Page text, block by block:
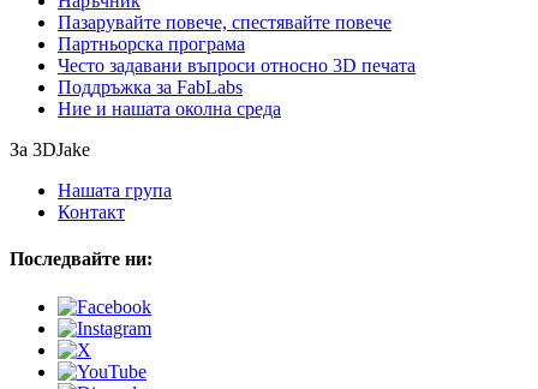
Пазарувайте повече, спестявайте повече
Партньорска програма
Често задавани въпроси относно 3D печата
Поддръжка за FabLabs
Ние и нашата околна среда
За 3DJake
Нашата група
Контакт
Последвайте ни: